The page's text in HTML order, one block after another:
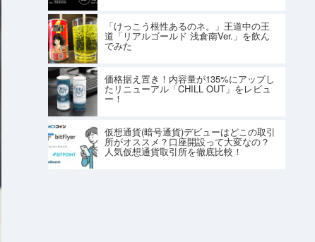
「けっこう根性あるのネ。」王道中の王
道「リアルゴールド 浅倉南Ver.」を飲ん
でみた
価格据え置き！内容量が135%にアップし
たリニューアル「CHILL OUT」をレビュ
ー！
仮想通貨(暗号通貨)デビューはどこの取引
所がオススメ？口座開設って大変なの？
人気仮想通貨取引所を徹底比較！